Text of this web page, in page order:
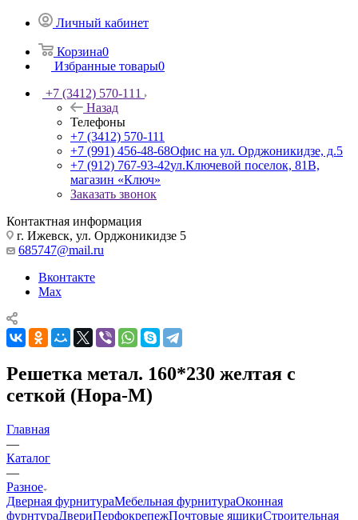
Личный кабинет
Корзина0
Избранные товары0
+7 (3412) 570-111
Назад
Телефоны
+7 (3412) 570-111
+7 (991) 456-48-68Офис на ул. Орджоникидзе, д.5
+7 (912) 767-93-42ул.Ключевой поселок, 81В,
магазин «Ключ»
Заказать звонок
Контактная информация
г. Ижевск, ул. Орджоникидзе 5
685747@mail.ru
Вконтакте
Max
Решетка метал. 160*230 желтая с
сеткой (Нора-М)
Главная
—
Каталог
—
Разное
Дверная фурнитураМебельная фурнитураОконная
фурнтураДвериПерфокрепежПочтовые ящикиСтроительная